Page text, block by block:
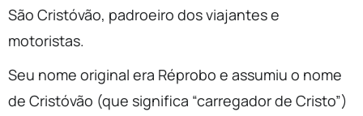
São Cristóvão, padroeiro dos viajantes e
motoristas.
Seu nome original era Réprobo e assumiu o nome
de Cristóvão (que significa “carregador de Cristo”)